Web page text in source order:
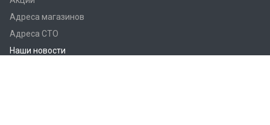
Адреса магазинов
Адреса СТО
Наши новости